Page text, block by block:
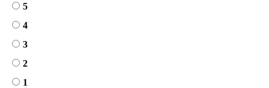
5
4
3
2
1